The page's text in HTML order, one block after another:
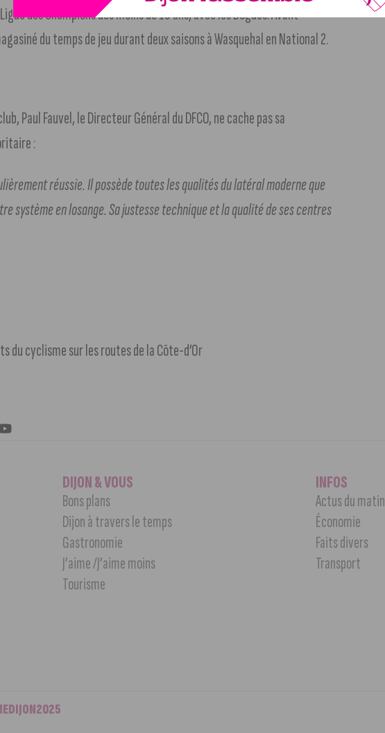
des Champions des moins de 19 ans, avec les Dogues. Avant
du temps de jeu durant deux saisons à Wasquehal en National 2.
Paul Fauvel, le Directeur Général du DFCO, ne cache pas sa
:
réussie. Il possède toutes les qualités du latéral moderne que
système en losange. Sa justesse technique et la qualité de ses centres
du cyclisme sur les routes de la Côte-d’Or
DIJON & VOUS
Bons plans
Dijon à travers le temps
Gastronomie
J’aime /J’aime moins
Tourisme
INFOS
Actus du matin
Économie
Faits divers
Transport